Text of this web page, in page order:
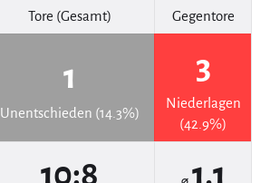
Tore (Gesamt) Gegentore
1
Unentschieden (14.3%)
3
Niederlagen
(42.9%)
10:8 1.1